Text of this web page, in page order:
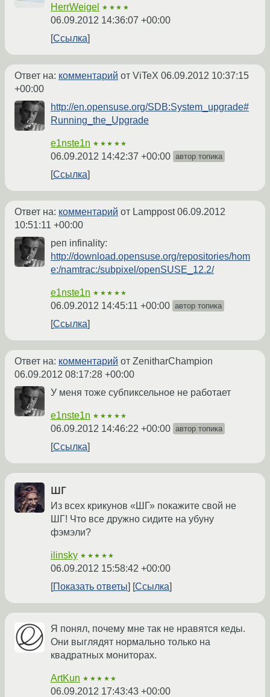
HerrWeigel ★★★★
06.09.2012 14:36:07 +00:00
Ссылка
Ответ на: комментарий от ViTeX 06.09.2012 10:37:15
+00:00
http://en.opensuse.org/SDB:System_upgrade#
Running_the_Upgrade
e1nste1n ★★★★★
06.09.2012 14:42:37 +00:00 автор топика
Ссылка
Ответ на: комментарий от Lamppost06.09.2012
10:51:11 +00:00
реп infinality:
http://download.opensuse.org/repositories/hom
e:/namtrac:/subpixel/openSUSE_12.2/
e1nste1n ★★★★★
06.09.2012 14:45:11 +00:00 автор топика
Ссылка
Ответ на: комментарий от ZenitharChampion
06.09.2012 08:17:28 +00:00
У меня тоже субпиксельное не работает
e1nste1n ★★★★★
06.09.2012 14:46:22 +00:00 автор топика
Ссылка
ШГ
Из всех крикунов «ШГ» покажите свой не
ШГ! Что все дружно сидите на убуну
фэмэли?
ilinsky ★★★★★
06.09.2012 15:58:42 +00:00
Показать ответы
Ссылка
Я понял, почему мне так не нравятся кеды.
Они выглядят нормально только на
квадратных мониторах.
ArtKun ★★★★★
06.09.2012 17:43:43 +00:00